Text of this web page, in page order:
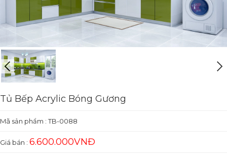
Tủ Bếp Acrylic Bóng Gương
Mã sản phẩm :TB-0088
Giá bán : 6.600.000VNĐ